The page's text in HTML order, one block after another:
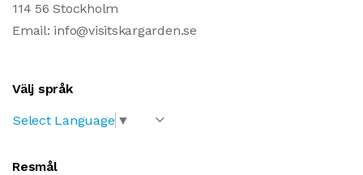
114 56 Stockholm
Email: info@visitskargarden.se
Välj språk
Select Language ▼
Resmål